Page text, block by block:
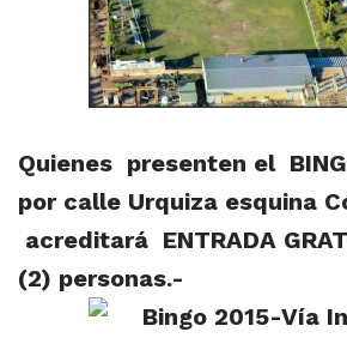
Quienes presenten el
por calle Urquiza esquina
acreditará ENTRADA
(2) personas.-